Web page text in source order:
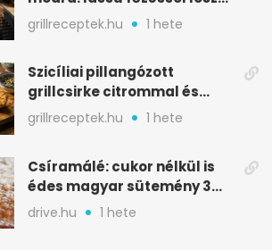
igazán szaftos
grillreceptek.hu 1 hete
Szicíliai pillangózott
grillcsirke citrommal és
oregánóval
grillreceptek.hu 1 hete
Csíramálé: cukor nélkül is
édes magyar sütemény 3
alapanyagból
drive.hu 1 hete